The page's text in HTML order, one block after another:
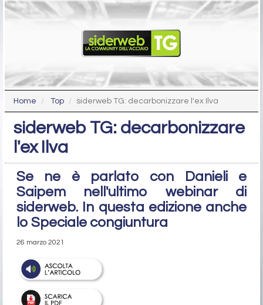
Home Top siderweb TG: decarbonizzare l'ex Ilva
siderweb TG: decarbonizzare
l'ex Ilva
Se ne è parlato con Danieli e
Saipem nell'ultimo webinar di
siderweb. In questa edizione anche
lo Speciale congiuntura
26 marzo 2021